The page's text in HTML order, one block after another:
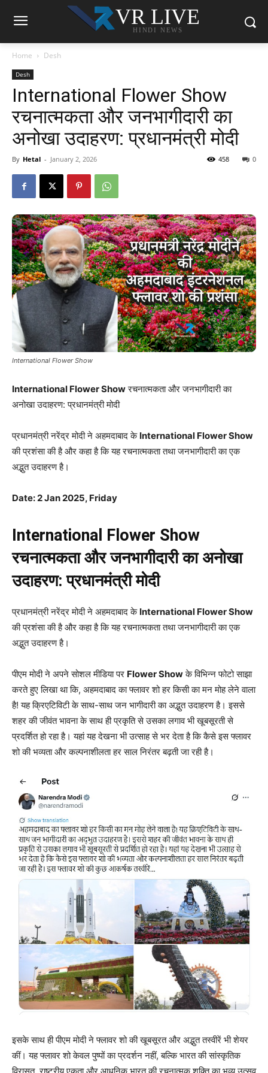
VR LIVE
HINDI NEWS
Home Desh
Desh
International Flower Show
रचनात्मकता और जनभागीदारी का
अनोखा उदाहरण: प्रधानमंत्री मोदी
By Hetal - January 2, 2026 0
458
International Flower Show
International Flower Showरचनात्मकता और जनभागीदारी का
अनोखा उदाहरण: प्रधानमंत्री मोदी
प्रधानमंत्री नरेंद्र मोदी ने अहमदाबाद के International Flower Show
की प्रशंसा की है और कहा है कि यह रचनात्मकता तथा जनभागीदारी का एक
अद्भुत उदाहरण है।
Date: 2 Jan 2025, Friday
International Flower Show
रचनात्मकता और जनभागीदारी का अनोखा
उदाहरण: प्रधानमंत्री मोदी
प्रधानमंत्री नरेंद्र मोदी ने अहमदाबाद के International Flower Show
की प्रशंसा की है और कहा है कि यह रचनात्मकता तथा जनभागीदारी का एक
अद्भुत उदाहरण है।
पीएम मोदी ने अपने सोशल मीडिया पर Flower Showके विभिन्न फोटो साझा
करते हुए लिखा था कि, अहमदाबाद का फ्लावर शो हर किसी का मन मोह लेने वाला
है! यह क्रिएटिविटी के साथ-साथ जन भागीदारी का अद्भुत उदाहरण है। इससे
शहर की जीवंत भावना के साथ ही प्रकृति से उसका लगाव भी खूबसूरती से
प्रदर्शित हो रहा है। यहां यह देखना भी उत्साह से भर देता है कि कैसे इस फ्लावर
शो की भव्यता और कल्पनाशीलता हर साल निरंतर बढ़ती जा रही है।
इसके साथ ही पीएम मोदी ने फ्लावर शो की खूबसूरत और अद्भुत तस्वीरें भी शेयर
कीं। यह फ्लावर शो केवल पुष्पों का प्रदर्शन नहीं, बल्कि भारत की सांस्कृतिक